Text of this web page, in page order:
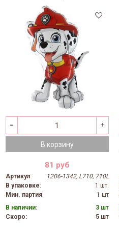
В корзину
81 руб
Артикул:
1206-1342, L710, 710L
В упаковке:
1 шт.
Мин. партия:
1 шт
В наличии:
3 шт
Скоро:
5 шт